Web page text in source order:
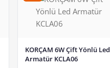
KORÇAM 6W Çift Yönlü Led
Armatür KCLA06